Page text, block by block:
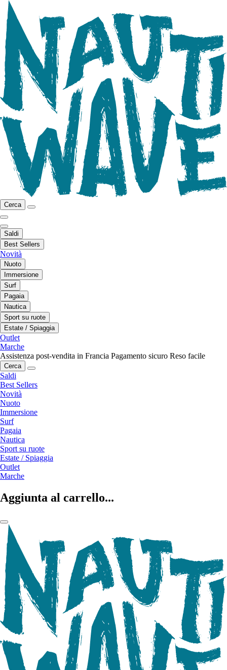
Cerca
Saldi
Best Sellers
Novità
Nuoto
Immersione
Surf
Pagaia
Nautica
Sport su ruote
Estate / Spiaggia
Outlet
Marche
Assistenza post-vendita in Francia Pagamento sicuro Reso facile
Cerca
Saldi
Best Sellers
Novità
Nuoto
Immersione
Surf
Pagaia
Nautica
Sport su ruote
Estate / Spiaggia
Outlet
Marche
Aggiunta al carrello...